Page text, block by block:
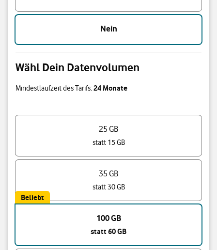
Nein
Wähl Dein Datenvolumen
Mindestlaufzeit des Tarifs:24 Monate
Wähl Dein Datenvolumen
25 GB
statt 15 GB
35 GB
statt 30 GB
Beliebt
100 GB
statt 60 GB